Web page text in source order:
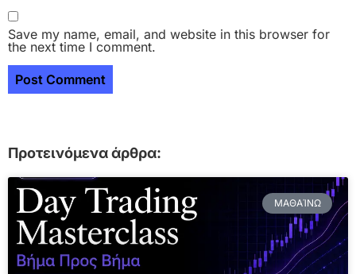
Save my name, email, and website in this browser for
the next time I comment.
Προτεινόμενα άρθρα:
ΜΑΘΑΊΝΩ